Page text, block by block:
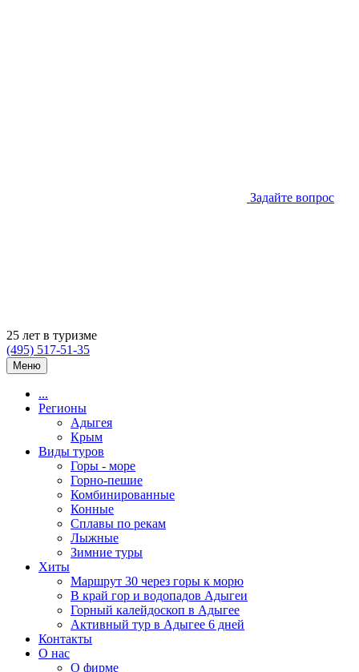
Задайте вопрос
25 лет в туризме
(495) 517-51-35
Меню
...
Регионы
Адыгея
Крым
Виды туров
Горы - море
Горно-пешие
Комбинированные
Конные
Сплавы по рекам
Лыжные
Зимние туры
Хиты
Маршрут 30 через горы к морю
В край гор и водопадов Адыгеи
Горный калейдоскоп в Адыгее
Активный тур в Адыгее 6 дней
Контакты
О нас
О фирме